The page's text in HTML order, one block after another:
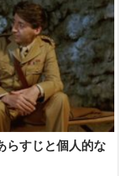
らすじと個人的な